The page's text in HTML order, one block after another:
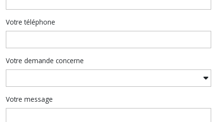
Votre téléphone
Votre demande concerne
Votre message